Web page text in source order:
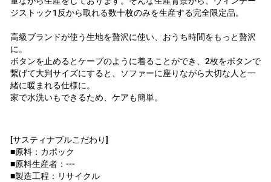
ジストック1反から取れる数十枚のみを生産する完全限定品。
高級ブランドが使う生地を贅沢に使い、おうち時間をもっと贅沢
に。
ボタンを止めるとケープのように着ることができ、2枚をボタンで
繋げて大判サイズにすると、ソファーに座りながら大切な人と一
緒に暖まれる仕様に。
家で水洗いもできるため、ケアも簡単。
[サスティナブルこだわり]
■原料：カポック
■原料生産者：---
■製造工程：リサイクル